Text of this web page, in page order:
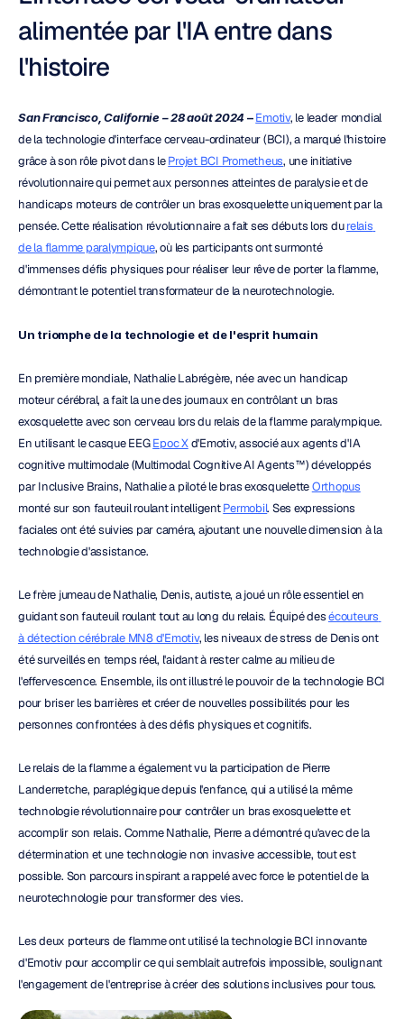
alimentée par l'IA entre dans
l'histoire
San Francisco, Californie – 28 août 2024 – Emotiv, le leader mondial
de la technologie d'interface cerveau-ordinateur (BCI), a marqué l'histoire
grâce à son rôle pivot dans le Projet BCI Prometheus, une initiative
révolutionnaire qui permet aux personnes atteintes de paralysie et de
handicaps moteurs de contrôler un bras exosquelette uniquement par la
pensée. Cette réalisation révolutionnaire a fait ses débuts lors du relais
de la flamme paralympique, où les participants ont surmonté
d'immenses défis physiques pour réaliser leur rêve de porter la flamme,
démontrant le potentiel transformateur de la neurotechnologie.
Un triomphe de la technologie et de l'esprit humain
En première mondiale, Nathalie Labrégère, née avec un handicap
moteur cérébral, a fait la une des journaux en contrôlant un bras
exosquelette avec son cerveau lors du relais de la flamme paralympique.
En utilisant le casque EEG Epoc X d'Emotiv, associé aux agents d'IA
cognitive multimodale (Multimodal Cognitive AI Agents™) développés
par Inclusive Brains, Nathalie a piloté le bras exosquelette Orthopus
monté sur son fauteuil roulant intelligent Permobil. Ses expressions
faciales ont été suivies par caméra, ajoutant une nouvelle dimension à la
technologie d'assistance.
Le frère jumeau de Nathalie, Denis, autiste, a joué un rôle essentiel en
guidant son fauteuil roulant tout au long du relais. Équipé des écouteurs
à détection cérébrale MN8 d'Emotiv, les niveaux de stress de Denis ont
été surveillés en temps réel, l'aidant à rester calme au milieu de
l'effervescence. Ensemble, ils ont illustré le pouvoir de la technologie BCI
pour briser les barrières et créer de nouvelles possibilités pour les
personnes confrontées à des défis physiques et cognitifs.
Le relais de la flamme a également vu la participation de Pierre
Landerretche, paraplégique depuis l'enfance, qui a utilisé la même
technologie révolutionnaire pour contrôler un bras exosquelette et
accomplir son relais. Comme Nathalie, Pierre a démontré qu'avec de la
détermination et une technologie non invasive accessible, tout est
possible. Son parcours inspirant a rappelé avec force le potentiel de la
neurotechnologie pour transformer des vies.
Les deux porteurs de flamme ont utilisé la technologie BCI innovante
d'Emotiv pour accomplir ce qui semblait autrefois impossible, soulignant
l'engagement de l'entreprise à créer des solutions inclusives pour tous.